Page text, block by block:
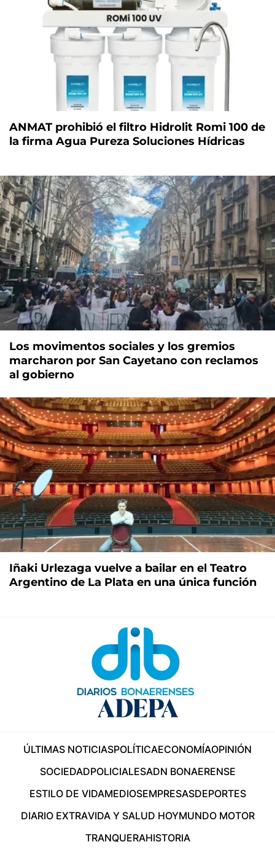
ANMAT prohibió el filtro Hidrolit Romi 100 de
la firma Agua Pureza Soluciones Hídricas
Los movimentos sociales y los gremios
marcharon por San Cayetano con reclamos
al gobierno
Iñaki Urlezaga vuelve a bailar en el Teatro
Argentino de La Plata en una única función
ÚLTIMAS NOTICIASPOLÍTICAECONOMÍAOPINIÓN
SOCIEDADPOLICIALESADN BONAERENSE
ESTILO DE VIDAMEDIOSEMPRESASDEPORTES
DIARIO EXTRAVIDA Y SALUD HOYMUNDO MOTOR
TRANQUERAHISTORIA